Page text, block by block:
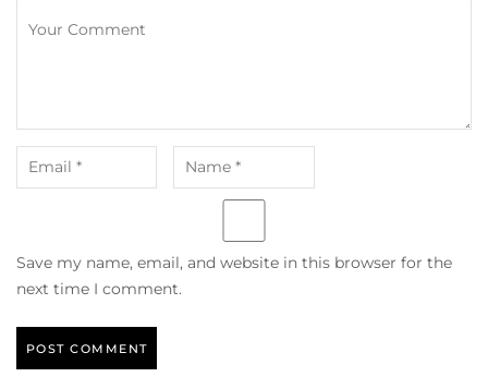
Save my name, email, and website in this browser for the
next time I comment.